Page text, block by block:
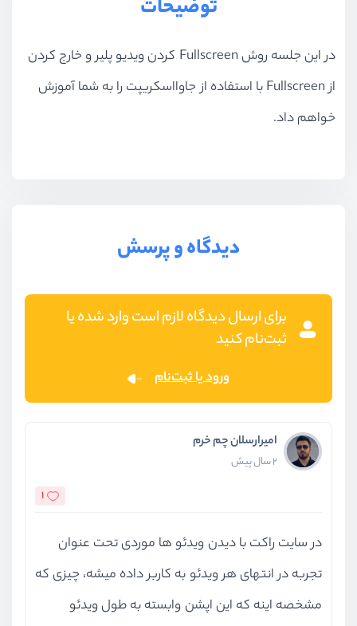
توضیحات
در این جلسه روش Fullscreen کردن ویدیو پلیر و خارج کردن
از Fullscreen با استفاده از جاوااسکریپت را به شما آموزش
خواهم داد.
دیدگاه و پرسش
برای ارسال دیدگاه لازم است وارد شده یا
ثبت‌نام کنید
ورود یا ثبت‌نام
امیرارسلان چم خرم
2 سال پیش
1
در سایت راکت با دیدن ویدئو ها موردی تحت عنوان
تجربه در انتهای هر ویدئو به کاربر داده میشه، چیزی که
مشخصه اینه که این اپشن وابسته به طول ویدئو